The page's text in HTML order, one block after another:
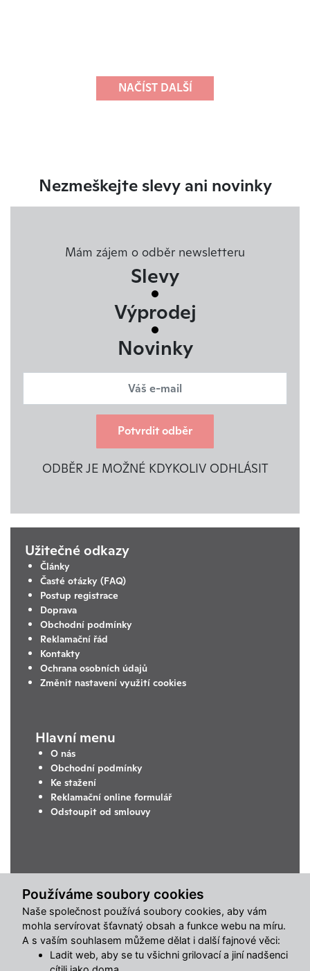
Používáme soubory cookies
Naše společnost používá soubory cookies, aby vám
mohla servírovat šťavnatý obsah a funkce webu na míru.
A s vaším souhlasem můžeme dělat i další fajnové věci:
Ladit web, aby se tu všichni grilovací a jiní nadšenci
Nezmeškejte slevy ani novinky
Mám zájem o odběr newsletteru
Slevy
Výprodej
Novinky
Potvrdit odběr
ODBĚR JE MOŽNÉ KDYKOLIV ODHLÁSIT
Užitečné odkazy
Články
Časté otázky (FAQ)
Postup registrace
Doprava
Obchodní podmínky
Reklamační řád
Kontakty
Ochrana osobních údajů
Změnit nastavení využití cookies
Hlavní menu
O nás
Obchodní podmínky
Ke stažení
Reklamační online formulář
Odstoupit od smlouvy